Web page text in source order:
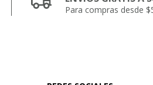
Para compras desde